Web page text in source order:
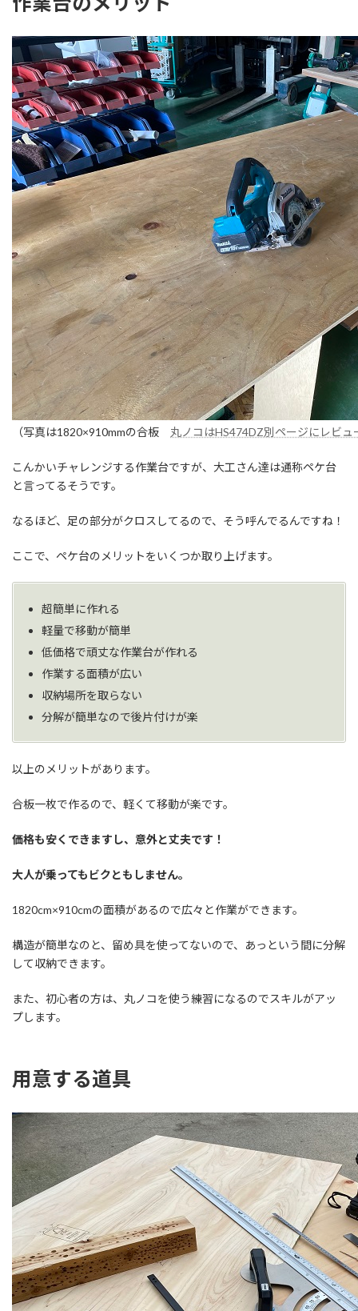
（写真は1820×910mmの合板 丸ノコはHS474DZ別ページにレビュ
こんかいチャレンジする作業台ですが、大工さん達は通称ペケ台
と言ってるそうです。
なるほど、足の部分がクロスしてるので、そう呼んでるんですね！
ここで、ペケ台のメリットをいくつか取り上げます。
超簡単に作れる
軽量で移動が簡単
低価格で頑丈な作業台が作れる
作業する面積が広い
収納場所を取らない
分解が簡単なので後片付けが楽
以上のメリットがあります。
合板一枚で作るので、軽くて移動が楽です。
価格も安くできますし、意外と丈夫です！
大人が乗ってもビクともしません。
1820cm×910cmの面積があるので広々と作業ができます。
構造が簡単なのと、留め具を使ってないので、あっという間に分解
して収納できます。
また、初心者の方は、丸ノコを使う練習になるのでスキルがアッ
プします。
用意する道具